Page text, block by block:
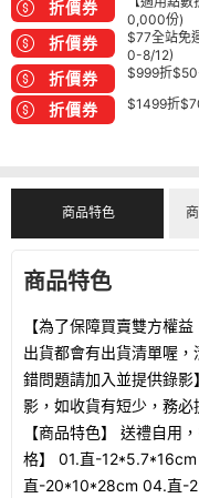
折價券
0,000份)
折價券
$77全站免
0-8/12)
折價券 $999折
折價券 $1499折
商品特色
商品特色
【為了保障買賣雙方權
出貨都會有出貨清單喔
錯問題請加入並提供錄
影，如收貨有短少，務
【商品特色】 送禮自用
格】 01.直-
直-20*10*28cm 04.直-